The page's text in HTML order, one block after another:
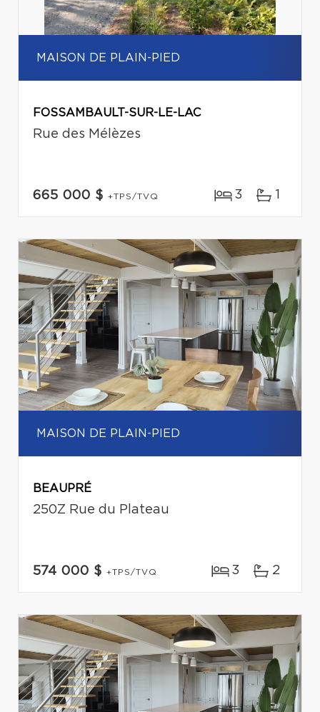
MAISON DE PLAIN-PIED
FOSSAMBAULT-SUR-LE-LAC
Rue des Mélèzes
665 000 $ +TPS/TVQ 3 1
MAISON DE PLAIN-PIED
BEAUPRÉ
250Z Rue du Plateau
574 000 $ +TPS/TVQ 3 2